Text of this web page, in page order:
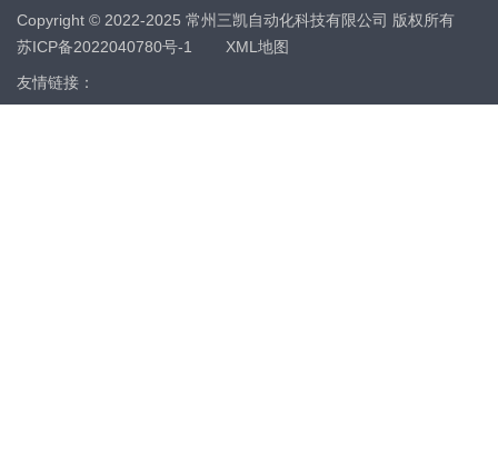
Copyright © 2022-2025 常州三凯自动化科技有限公司 版权所有
苏ICP备2022040780号-1
XML地图
友情链接：